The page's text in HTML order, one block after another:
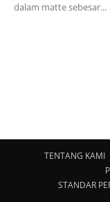
dalam matte sebesar...
TENTANG KAMI
STANDAR